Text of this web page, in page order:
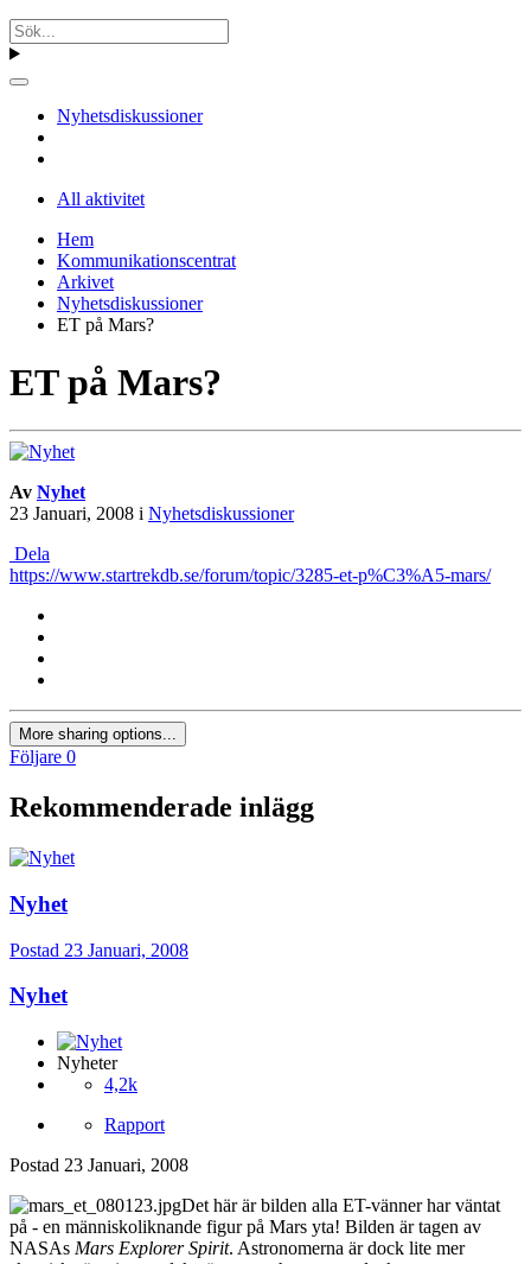
Nyhetsdiskussioner
All aktivitet
Hem
Kommunikationscentrat
Arkivet
Nyhetsdiskussioner
ET på Mars?
ET på Mars?
Av Nyhet
23 Januari, 2008 i Nyhetsdiskussioner
Dela
https://www.startrekdb.se/forum/topic/3285-et-p%C3%A5-mars/
More sharing options...
Följare 0
Rekommenderade inlägg
Nyhet
Postad 23 Januari, 2008
Nyhet
Nyheter
4,2k
Rapport
Postad 23 Januari, 2008
Det här är bilden alla ET-vänner har väntat
på - en människoliknande figur på Mars yta! Bilden är tagen av
NASAs Mars Explorer Spirit. Astronomerna är dock lite mer